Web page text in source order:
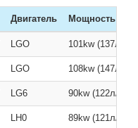
Двигатель Мощность
LGO 101kw (137л/с )
LGO 108kw (147л/с )
LG6 90kw (122л/с )
LH0 89kw (121л/с )